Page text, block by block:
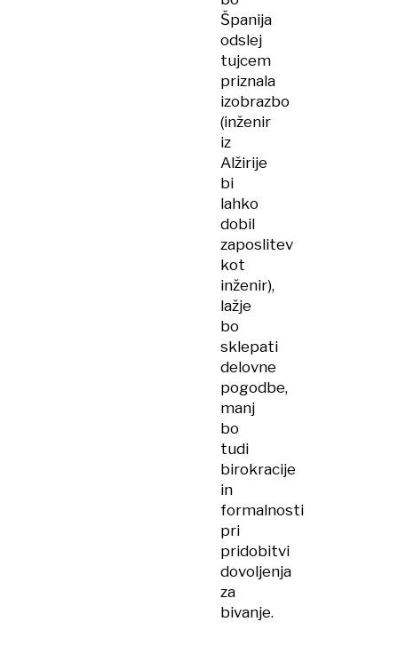
Španija
odslej
tujcem
priznala
izobrazbo
(inženir
iz
Alžirije
bi
lahko
dobil
zaposlitev
kot
inženir),
lažje
bo
sklepati
delovne
pogodbe,
manj
bo
tudi
birokracije
in
formalnosti
pri
pridobitvi
dovoljenja
za
bivanje.